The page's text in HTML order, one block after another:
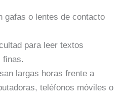
gafas o lentes de contacto
para leer textos
finas.
largas horas frente a
teléfonos móviles o